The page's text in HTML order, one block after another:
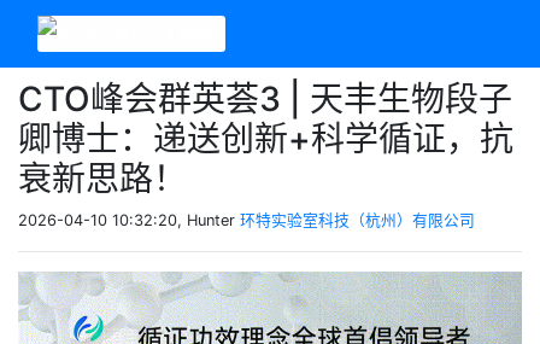
CTO峰会群英荟3 | 天丰生物段子
卿博士：递送创新+科学循证，抗
衰新思路！
2026-04-10 10:32:20, Hunter 环特实验室科技（杭州）有限公司